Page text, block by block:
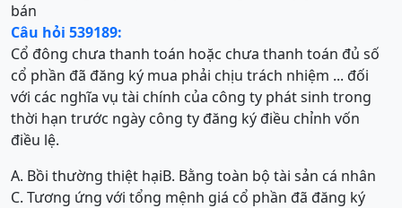
bán
Câu hỏi 539189:
Cổ đông chưa thanh toán hoặc chưa thanh toán đủ số
cổ phần đã đăng ký mua phải chịu trách nhiệm ... đối
với các nghĩa vụ tài chính của công ty phát sinh trong
thời hạn trước ngày công ty đăng ký điều chỉnh vốn
điều lệ.
A. Bồi thường thiệt hạiB. Bằng toàn bộ tài sản cá nhân
C. Tương ứng với tổng mệnh giá cổ phần đã đăng ký